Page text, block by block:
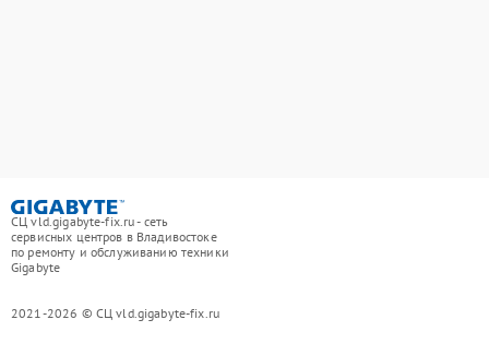
СЦ vld.gigabyte-fix.ru - сеть
сервисных центров в Владивостоке
по ремонту и обслуживанию техники
Gigabyte
2021-2026 © СЦ vld.gigabyte-fix.ru